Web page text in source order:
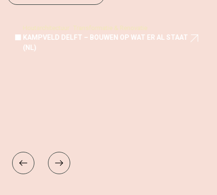
Houtarchitectuur Transformatie & Renovatie
KAMPVELD DELFT – BOUWEN OP WAT ER AL STAAT
(NL)